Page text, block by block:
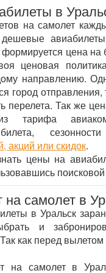
в
на самолет
формируется цена на
ценовая
направлению.
город отправления,
перелета. Так же
тарифа
акций или скидок.
цены на
на самолет в
в Уральск
и
как перед
на самолет в